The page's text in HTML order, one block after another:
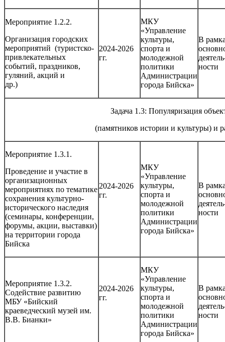
Мероприятие 1.2.2.
Организация городских
мероприятий (туристско-
привлекательных
событий, праздников,
гуляний, акций и
др.)
2024-2026
гг.
МКУ
«Управление
культуры,
спорта и
молодежной
политики
Администрации
города Бийска»
В
ности
Задача 1.3: Популяризация
(памятников истории и культуры) и
Мероприятие 1.3.1.
Проведение и участие в
организационных
мероприятиях по тематике
сохранения культурно-
исторического наследия
(семинары, конференции,
форумы, акции, выставки)
на территории города
Бийска
2024-2026
гг.
МКУ
«Управление
культуры,
спорта и
молодежной
политики
Администрации
города Бийска»
В
ности
Мероприятие 1.3.2.
Содействие развитию
МБУ «Бийский
краеведческий музей им.
В.В. Бианки»
2024-2026
гг.
МКУ
«Управление
культуры,
спорта и
молодежной
политики
Администрации
города Бийска»
В
ности